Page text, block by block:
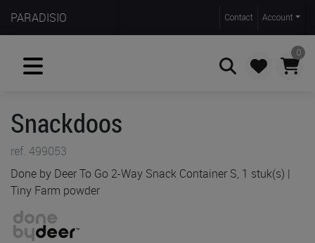
PARADISIO Contact Account
0
Snackdoos
ref. 499053
Done by Deer To Go 2-Way Snack Container S, 1 stuk(s) |
Tiny Farm powder